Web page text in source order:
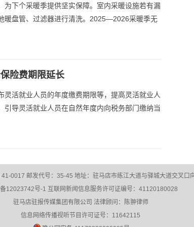
下个采暖季提供坚实保障。室内采暖设施若有漏
暖盘管、过滤器进行清洗。2025—2026采暖季无
险费期限延长
灵活就业人员的年度缴费期限等，提高灵活就业人
导灵活就业人员在自然年度内向税务部门缴纳当
0017 邮发代号：35-45 地址：驻马店市练江大道与驿城大道交叉
12023742号-1 互联网新闻信息服务许可证编号：41120180028
驻马店驻报传媒集团有限公司 法律顾问：陈翀律师
信息网络传播视听节目许可证号：11642115